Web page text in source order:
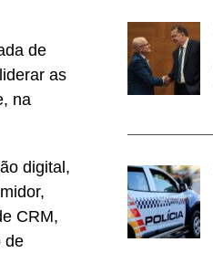
de
as
na
digital,
CRM,
de